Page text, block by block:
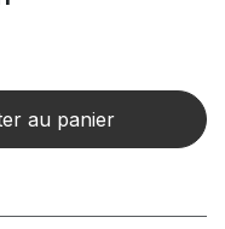
au panier